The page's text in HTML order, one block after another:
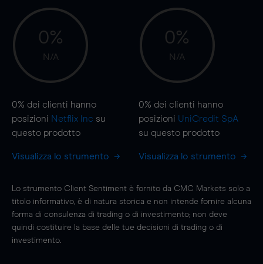
0%
N/A
0% dei clienti hanno
posizioni Netflix Inc su
questo prodotto
Visualizza lo strumento
0%
N/A
0% dei clienti hanno
posizioni UniCredit SpA
su questo prodotto
Visualizza lo strumento
Lo strumento Client Sentiment è fornito da CMC Markets solo a
titolo informativo, è di natura storica e non intende fornire alcuna
forma di consulenza di trading o di investimento; non deve
quindi costituire la base delle tue decisioni di trading o di
investimento.